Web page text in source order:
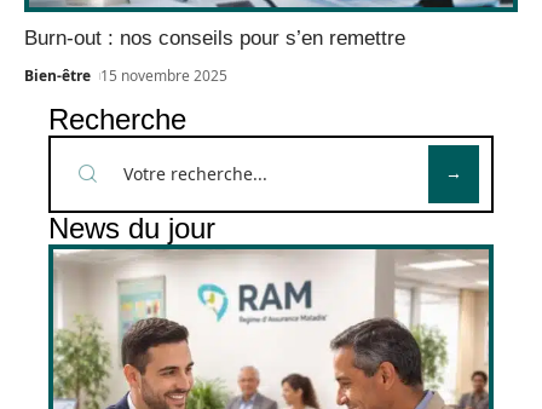
Burn-out : nos conseils pour s’en remettre
Bien-être 15 novembre 2025
Recherche
News du jour